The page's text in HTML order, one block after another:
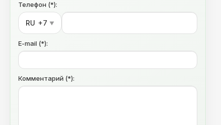
Телефон (*):
RU +7 ▼
E-mail (*):
Комментарий (*):